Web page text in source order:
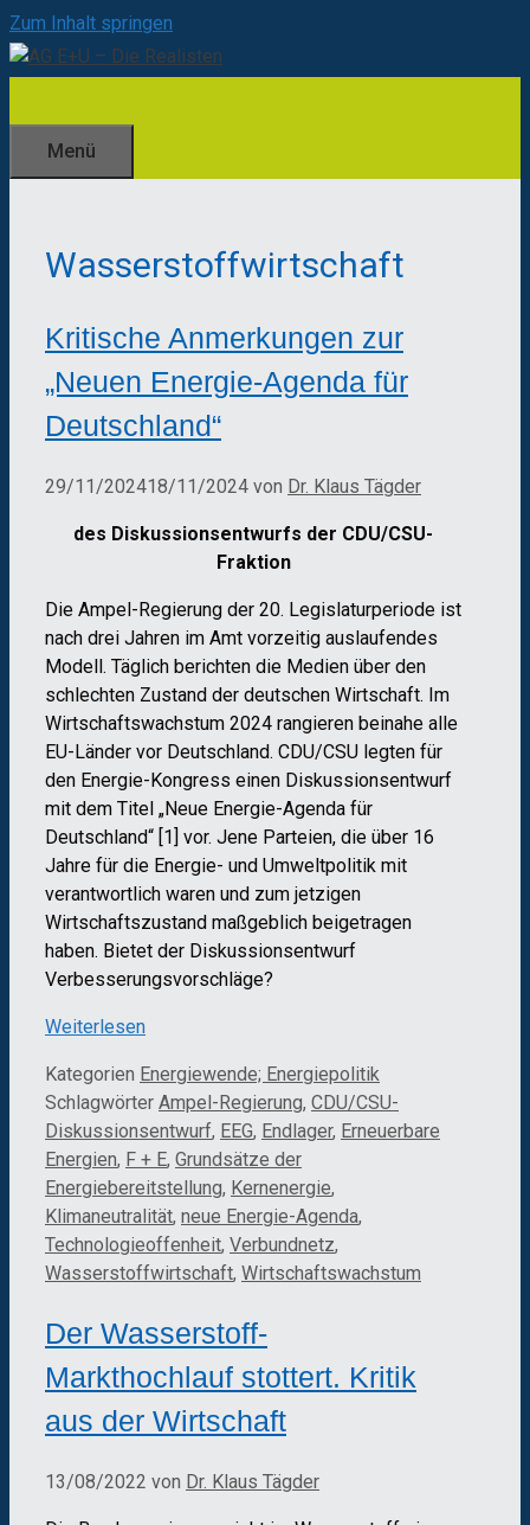
Zum Inhalt springen
Menü
Wasserstoffwirtschaft
Kritische Anmerkungen zur
„Neuen Energie-Agenda für
Deutschland“
29/11/202418/11/2024 von Dr. Klaus Tägder
des Diskussionsentwurfs der CDU/CSU-
Fraktion
Die Ampel-Regierung der 20. Legislaturperiode ist
nach drei Jahren im Amt vorzeitig auslaufendes
Modell. Täglich berichten die Medien über den
schlechten Zustand der deutschen Wirtschaft. Im
Wirtschaftswachstum 2024 rangieren beinahe alle
EU-Länder vor Deutschland. CDU/CSU legten für
den Energie-Kongress einen Diskussionsentwurf
mit dem Titel „Neue Energie-Agenda für
Deutschland“ [1] vor. Jene Parteien, die über 16
Jahre für die Energie- und Umweltpolitik mit
verantwortlich waren und zum jetzigen
Wirtschaftszustand maßgeblich beigetragen
haben. Bietet der Diskussionsentwurf
Verbesserungsvorschläge?
Weiterlesen
Kategorien Energiewende; Energiepolitik
Schlagwörter Ampel-Regierung, CDU/CSU-
Diskussionsentwurf, EEG, Endlager, Erneuerbare
Energien, F + E, Grundsätze der
Energiebereitstellung, Kernenergie,
Klimaneutralität, neue Energie-Agenda,
Technologieoffenheit, Verbundnetz,
Wasserstoffwirtschaft, Wirtschaftswachstum
Der Wasserstoff-
Markthochlauf stottert. Kritik
aus der Wirtschaft
13/08/2022 von Dr. Klaus Tägder